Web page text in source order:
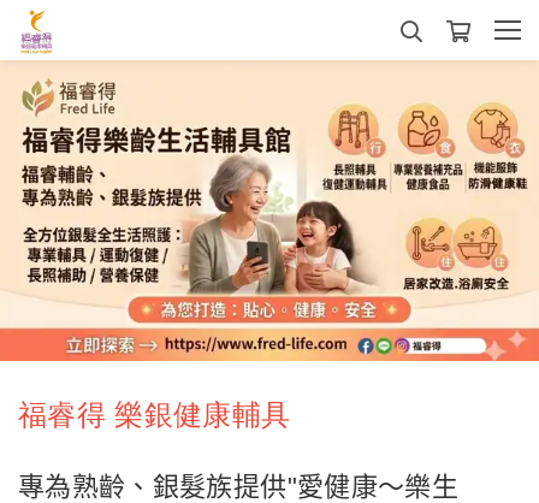
福睿得 樂銀健康輔具
專為熟齡、銀髮族提供"愛健康～樂生